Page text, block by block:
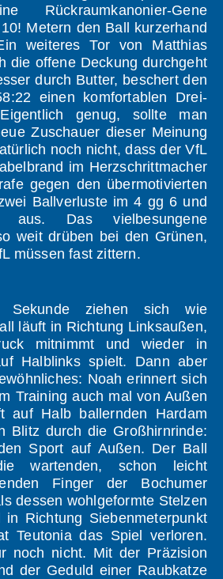
Rückraumkanonier-Gene
Metern den Ball kurzerhand
weiteres Tor von Matthias
die offene Deckung durchgeht
durch Butter, beschert den
einen komfortablen Drei-
Eigentlich genug, sollte man
Zuschauer dieser Meinung
noch nicht, dass der VfL
im Herzschrittmacher
gegen den übermotivierten
Ballverluste im 4 gg 6 und
aus. Das vielbesungene
weit drüben bei den Grünen,
müssen fast zittern.
ziehen sich wie
läuft in Richtung Linksaußen,
mitnimmt und wieder in
Halblinks spielt. Dann aber
Noah erinnert sich
Training auch mal von Außen
auf Halb ballernden Hardam
Blitz durch die Großhirnrinde:
Sport auf Außen. Der Ball
wartenden, schon leicht
Finger der Bochumer
dessen wohlgeformte Stelzen
Richtung Siebenmeterpunkt
Teutonia das Spiel verloren.
noch nicht. Mit der Präzision
der Geduld einer Raubkatze